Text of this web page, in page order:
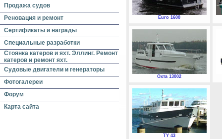
Продажа судов
Реновация и ремонт
Сертификаты и награды
Специальные разработки
Стоянка катеров и яхт. Эллинг. Ремонт
катеров и ремонт яхт.
Судовые двигатели и генераторы
Фотогалереи
Форум
Карта сайта
Euro 1600
Охта 13002
TY 43